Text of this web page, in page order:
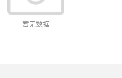
暂无数据